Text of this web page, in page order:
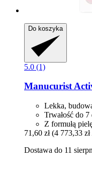
Do koszyka
5.0 (1)
Manucurist
Lekka,
Trwałość do 7
Z formułą
71,60 zł (4 773,33
Dostawa do 11